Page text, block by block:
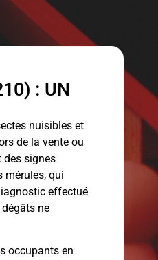
: UN
nuisibles et
de la vente ou
des signes
mérules, qui
effectué
ne
occupants en